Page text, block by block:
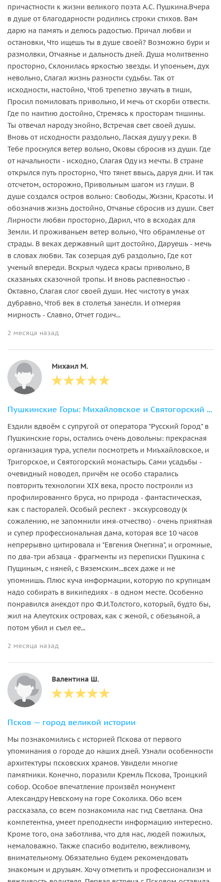
причастности к жизни великого поэта А.С. Пушкина.Вчера
в душе от благодарности родились строки стихов. Вам
дарю на память и делюсь радостью. Причал любви и
остановки, Что ищешь ты в душе своей? Возможно бури и
размолвки, Отчаянье и дальность дней. Душа молитвенно
просторно, Склонилась яркостью звезды. И упоеньем, дух
невольно, Слагал жизнь разности судьбы. Так от
исходности, настойно, Чтоб трепетно звучать в тиши,
Просил помиловать привольно, И мечь от скорби отвести.
Где по наитию достойно, Стремясь к просторам тишины.
Ты отвечал народу знойно, Встречая свет своей душы.
Вновь от исходности раздольно, Лаская душу у реки. В
Тебе проснулся ветер вольно, Оковы сбросив из души. Где
от начальности - исходно, Слагая Оду из мечты. В стране
открылся путь просторно, Что тянет ввысь, даруя дни. И так
отсчетом, осторожно, Привольным шагом из глуши. В
душе создался остров вольно: Свободы, Жизни, Красоты. И
обозначив жизнь достойно, Отчанье сбросив из души. Свет
Лирности любви просторно, Дарил, что в всходах для
Земли. И проживаньем ветер вольно, Что обрамленье от
страды. В веках державный щит достойно, Даруешь - мечь
в словах любви. Так созерцая дуб раздольно, Где кот
ученый впереди. Вскрыл чудеса красы привольно, В
сказаньях сказочной тропы. И вновь распевностью -
Октавно, Слагая слог своей души. Нес чистоту в умах
дубравно, Чтоб век в столетья занесли. И отмеряя
мирность - Славно, Отчет годич...
2 месяца назад
Михаил М.
Пушкинские Горы: Михайловское и Святогорский монастырь
Ездили вдвоём с супругой от оператора "Русский Город" в
Пушкинские горы, остались очень довольны: прекрасная
организация тура, успели посмотреть и Миъхайловское, и
Тригорское, и Святогорский монастырь. Сами усадьбы -
очевидный новодел, причём не особо старались
повторить технологии XIX века, просто построили из
профилированнго бруса, но природа - фантастическая,
как с пасторалей. Особый респект - экскурсоводу (к
сожалению, не запомнили имя-отчество) - очень приятная
и супер профессиональная дама, которая все 10 часов
непрерывно цитировала и "Евгения Онегина", и огромные,
по два-три абзаца - фрагменты из переписки Пушкина с
Пущиным, с няней, с Вяземским...всех даже и не
упомнишь. Плюс куча информации, которую по крупицам
надо собирать в википедиях - в одном месте. Особенно
понравился анекдот про Ф.И.Толстого, который, будто бы,
жил на Алеутских островах, как с женой, с обезьяной, а
потом убил и съел ее...
2 месяца назад
Валентина Ш.
Псков — город великой истории
Мы познакомились с историей Пскова от первого
упоминания о городе до наших дней. Узнали особенности
архитектуры псковских храмов. Увидели многие
памятники. Конечно, поразили Кремль Пскова, Троицкий
собор. Особое впечатление произвёл монумент
Александру Невскому на горе Соколиха. Обо всем
рассказала, со всем познакомила нас гид Светлана. Она
компетентна, умеет преподнести информацию интересно.
Кроме того, она заботлива, что для нас, людей пожилых,
немаловажно. Также спасибо водителю, вежливому,
внимательному. Обязательно будем рекомендовать
знакомым и друзьям. Хочу отметить и профессионализм и